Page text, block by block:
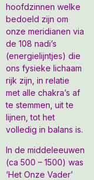
hoofdzinnen welke
bedoeld zijn om
onzemeridianen via
de108 nadi’s
(energielijntjes) die
ons fysieke lichaam
rijk zijn, in relatie
met alle chakra’s af
te stemmen, uit te
lijnen, tot het
volledig in balans is.
In de middeleeuwen
(ca 500 – 1500) was
‘Het Onze Vader’